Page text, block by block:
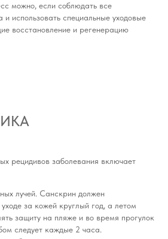
можно, если соблюдать все
использовать специальные уходовые
восстановление и регенерацию
рецидивов заболевания включает
лучей. Санскрин должен
уходе за кожей круглый год, а летом
защиту на пляже и во время прогулок
следует каждые 2 часа.